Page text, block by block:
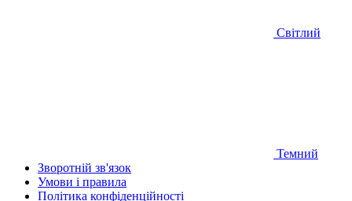
Світлий
Темний
Зворотній зв'язок
Умови і правила
Політика конфіденційності